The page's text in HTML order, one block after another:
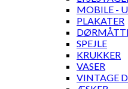
MOBILE -
PLAKATER
SPEJLE
KRUKKER
VASER
VINTAGE